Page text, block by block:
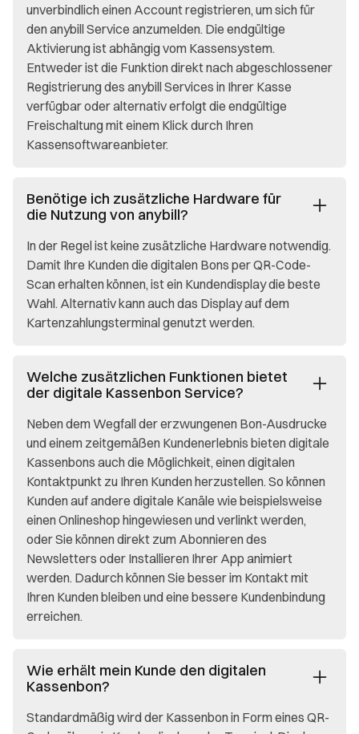
unverbindlich einen Account registrieren, um sich für
den anybill Service anzumelden. Die endgültige
Aktivierung ist abhängig vom Kassensystem.
Entweder ist die Funktion direkt nach abgeschlossener
Registrierung des anybill Services in Ihrer Kasse
verfügbar oder alternativ erfolgt die endgültige
Freischaltung mit einem Klick durch Ihren
Kassensoftwareanbieter.
Benötige ich zusätzliche Hardware für
die Nutzung von anybill?
In der Regel ist keine zusätzliche Hardware notwendig.
Damit Ihre Kunden die digitalen Bons per QR-Code-
Scan erhalten können, ist ein Kundendisplay die beste
Wahl. Alternativ kann auch das Display auf dem
Kartenzahlungsterminal genutzt werden.
Welche zusätzlichen Funktionen bietet
der digitale Kassenbon Service?
Neben dem Wegfall der erzwungenen Bon-Ausdrucke
und einem zeitgemäßen Kundenerlebnis bieten digitale
Kassenbons auch die Möglichkeit, einen digitalen
Kontaktpunkt zu Ihren Kunden herzustellen. So können
Kunden auf andere digitale Kanäle wie beispielsweise
einen Onlineshop hingewiesen und verlinkt werden,
oder Sie können direkt zum Abonnieren des
Newsletters oder Installieren Ihrer App animiert
werden. Dadurch können Sie besser im Kontakt mit
Ihren Kunden bleiben und eine bessere Kundenbindung
erreichen.
Wie erhält mein Kunde den digitalen
Kassenbon?
Standardmäßig wird der Kassenbon in Form eines QR-